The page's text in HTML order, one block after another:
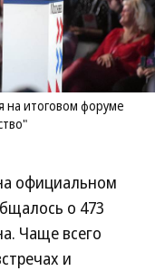
на итоговом форуме
официальном
о 473
Чаще всего
и